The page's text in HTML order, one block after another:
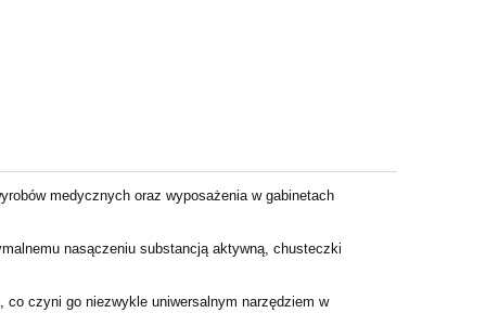
medycznych oraz wyposażenia w gabinetach
nasączeniu substancją aktywną, chusteczki
co czyni go niezwykle uniwersalnym narzędziem w